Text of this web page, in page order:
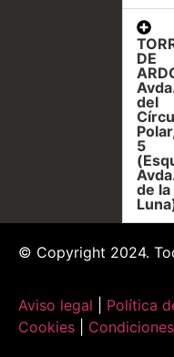
DE
del
5
de la
© Copyright 2024.
Aviso legal Política
Cookies